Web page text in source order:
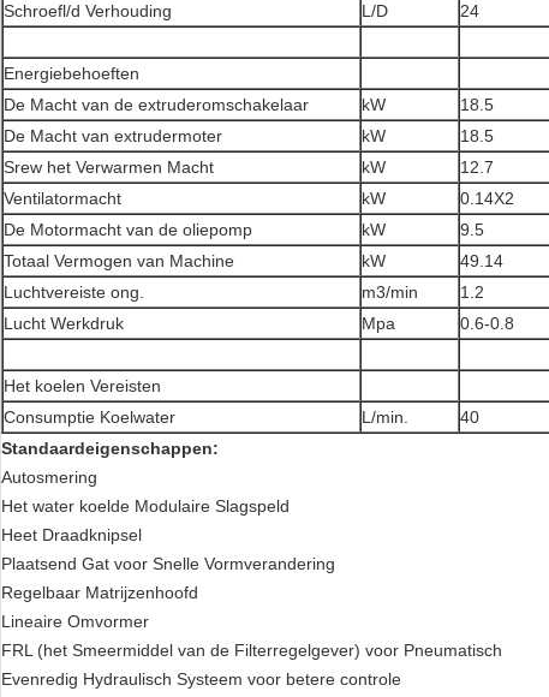
Schroefl/d Verhouding
L/D 24
Energiebehoeften
De Macht van de extruderomschakelaar
kW 18.5
De Macht van extrudermoter
kW 18.5
Srew het Verwarmen Macht
kW 12.7
Ventilatormacht
kW 0.14X2
De Motormacht van de oliepomp
kW 9.5
Totaal Vermogen van Machine
kW 49.14
Luchtvereiste ong.
m3/min 1.2
Lucht Werkdruk
Mpa 0.6-0.8
Het koelen Vereisten
Consumptie Koelwater
L/min. 40
Standaardeigenschappen:
Autosmering
Het water koelde Modulaire Slagspeld
Heet Draadknipsel
Plaatsend Gat voor Snelle Vormverandering
Regelbaar Matrijzenhoofd
Lineaire Omvormer
FRL (het Smeermiddel van de Filterregelgever) voor Pneumatisch
Evenredig Hydraulisch Systeem voor betere controle